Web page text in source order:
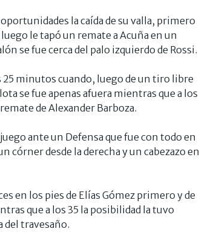
la caída de su valla, primero
le tapó un remate a Acuña en un
se fue cerca del palo izquierdo de Rossi.
25 minutos cuando, luego de un tiro libre
se fue apenas afuera mientras que a los
de Alexander Barboza.
ante un Defensa que fue con todo en
córner desde la derecha y un cabezazo en
en los pies de Elías Gómez primero y de
que a los 35 la posibilidad la tuvo
del travesaño.